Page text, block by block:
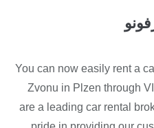
You can now easily rent a
Zvonu in Plzen through
are a leading car rental